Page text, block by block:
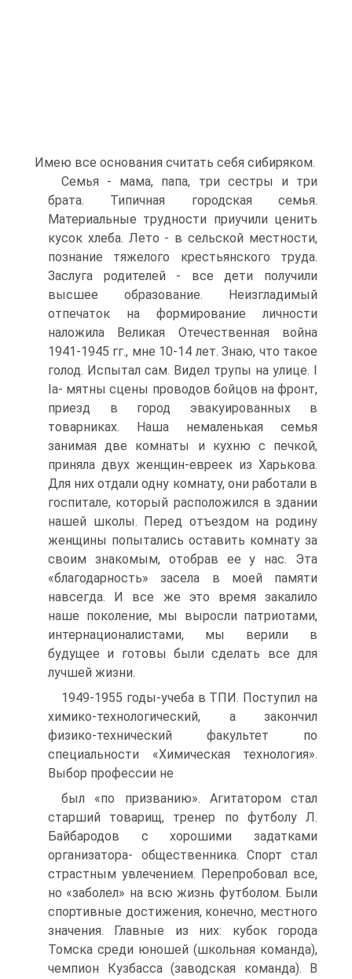
Имею все основания считать себя сибиряком.
Семья - мама, папа, три сестры и три
брата. Типичная городская семья.
Материальные трудности приучили ценить
кусок хлеба. Лето - в сельской местности,
познание тяжелого крестьянского труда.
Заслуга родителей - все дети получили
высшее образование. Неизгладимый
отпечаток на формирование личности
наложила Великая Отечественная война
1941-1945 гг., мне 10-14 лет. Знаю, что такое
голод. Испытал сам. Видел трупы на улице. I
Ia- мятны сцены проводов бойцов на фронт,
приезд в город эвакуированных в
товарниках. Наша немаленькая семья
занимая две комнаты и кухню с печкой,
приняла двух женщин-евреек из Харькова.
Для них отдали одну комнату, они работали в
госпитале, который расположился в здании
нашей школы. Перед отъездом на родину
женщины попытались оставить комнату за
своим знакомым, отобрав ее у нас. Эта
«благодарность» засела в моей памяти
навсегда. И все же это время закалило
наше поколение, мы выросли патриотами,
интернационалистами, мы верили в
будущее и готовы были сделать все для
лучшей жизни.
1949-1955 годы-учеба в ТПИ. Поступил на
химико-технологический, а закончил
физико-технический факультет по
специальности «Химическая технология».
Выбор профессии не
был «по призванию». Агитатором стал
старший товарищ, тренер по футболу Л.
Байбародов с хорошими задатками
организатора- общественника. Спорт стал
страстным увлечением. Перепробовал все,
но «заболел» на всю жизнь футболом. Были
спортивные достижения, конечно, местного
значения. Главные из них: кубок города
Томска среди юношей (школьная команда),
чемпион Кузбасса (заводская команда). В